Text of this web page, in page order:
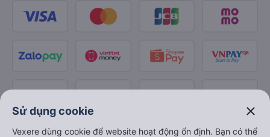
Sử dụng cookie close
Vexere dùng cookie để website hoạt động ổn định. Bạn có thể